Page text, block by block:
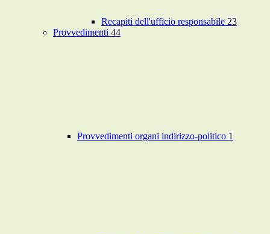
Recapiti dell'ufficio responsabile 23
Provvedimenti 44
Provvedimenti organi indirizzo-politico 1